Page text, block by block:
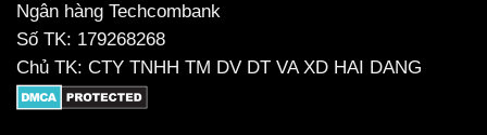
Ngân hàng Techcombank
Số TK: 179268268
Chủ TK: CTY TNHH TM DV DT VA XD HAI DANG